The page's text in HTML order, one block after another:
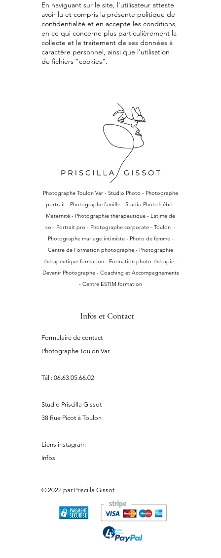
En naviguant sur le site, l'utilisateur atteste
avoir lu et compris la présente politique de
confidentialité et en accepte les conditions,
en ce qui concerne plus particulièrement la
collecte et le traitement de ses données à
caractère personnel, ainsi que l'utilisation
de fichiers "cookies".
Photographe Toulon Var - Studio Photo - Photographe
portrait - Photographe famille - Studio Photo bébé -
Maternité - Photographie thérapeutique - Estime de
soi- Portrait pro - Photographe corporate - Toulon -
Photographe mariage intimiste - Photo de femme -
Centre de Formation photographe - Photographie
thérapeutique formation - Formation photo-thérapie -
Devenir Photographe - Coaching et Accompagnements
- Centre ESTIM formation
Infos et Contact
Formulaire de contact
Photographe Toulon Var
Tél : 06.63.05.66.02
Studio Priscilla Gissot
38 Rue Picot à Toulon
Liens instagram
Infos
© 2022 par Priscilla Gissot